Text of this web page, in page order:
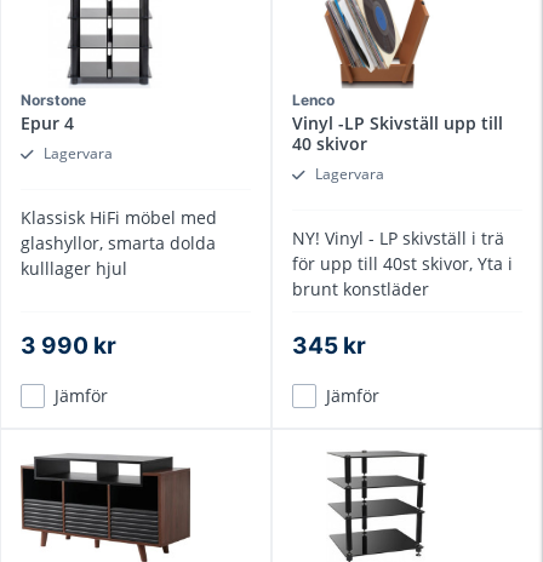
Norstone
Epur 4
Lagervara
Klassisk HiFi möbel med
glashyllor, smarta dolda
kulllager hjul
3 990 kr
Jämför
Lenco
Vinyl -LP Skivställ upp till
40 skivor
Lagervara
NY! Vinyl - LP skivställ i trä
för upp till 40st skivor, Yta i
brunt konstläder
345 kr
Jämför